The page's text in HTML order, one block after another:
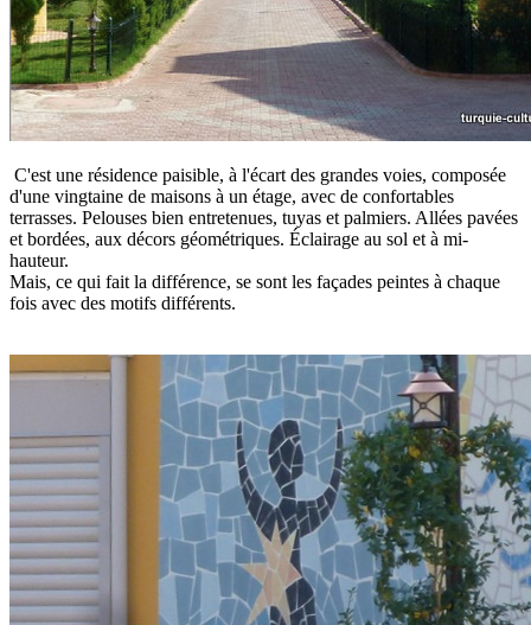
C'est une résidence paisible, à l'écart des grandes voies, composée
d'une vingtaine de maisons à un étage, avec de confortables
terrasses. Pelouses bien entretenues, tuyas et palmiers. Allées pavées
et bordées, aux décors géométriques. Éclairage au sol et à mi-
hauteur.
Mais, ce qui fait la différence, se sont les façades peintes à chaque
fois avec des motifs différents.